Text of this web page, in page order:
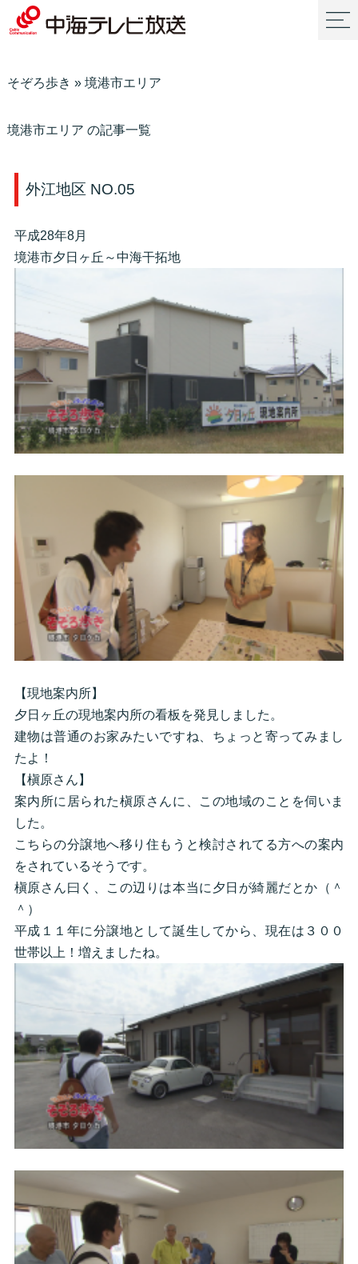
そぞろ歩き » 境港市エリア
境港市エリア の記事一覧
外江地区 NO.05
平成28年8月
境港市夕日ヶ丘～中海干拓地
【現地案内所】
夕日ヶ丘の現地案内所の看板を発見しました。
建物は普通のお家みたいですね、ちょっと寄ってみまし
たよ！
【槇原さん】
案内所に居られた槇原さんに、この地域のことを伺いま
した。
こちらの分譲地へ移り住もうと検討されてる方への案内
をされているそうです。
槇原さん曰く、この辺りは本当に夕日が綺麗だとか（＾
＾）
平成１１年に分譲地として誕生してから、現在は３００
世帯以上！増えましたね。